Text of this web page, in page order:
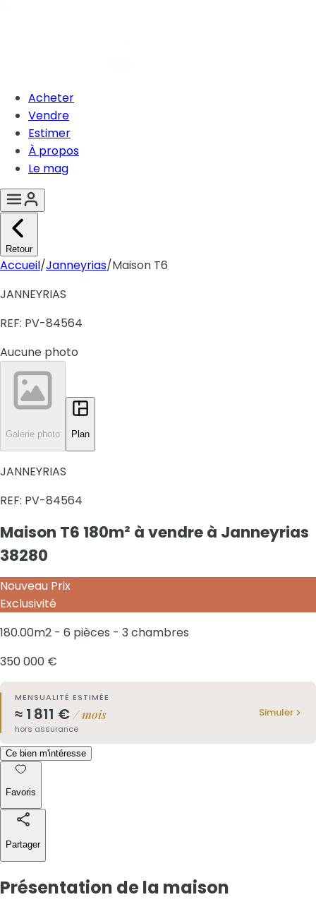
Acheter
Vendre
Estimer
À propos
Le mag
Retour
Accueil/Janneyrias/Maison T6
JANNEYRIAS
REF: PV-84564
Aucune photo
Galerie photo Plan
JANNEYRIAS
REF: PV-84564
Maison T6 180m² à vendre à Janneyrias
38280
Nouveau Prix
Exclusivité
180.00m2 - 6 pièces - 3 chambres
350 000 €
MENSUALITÉ ESTIMÉE
≈ 1 811 €/ mois
hors assurance
Simuler
Ce bien m'intéresse
Favoris
Partager
Présentation de la maison